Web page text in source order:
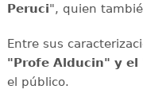
Peruci", quien
Entre sus
"Profe Alducin" y el
el público.